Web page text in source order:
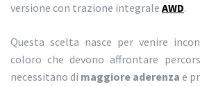
versione con trazione integrale AWD.
Questa scelta nasce per venire
coloro che devono affrontare
necessitano di maggiore aderenza e